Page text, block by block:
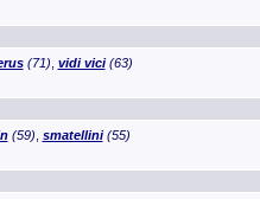
(71), vidi vici(63)
(59), smatellini(55)